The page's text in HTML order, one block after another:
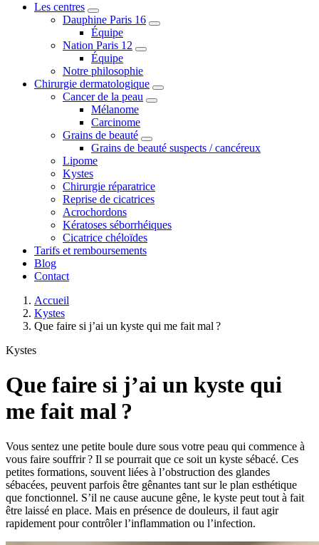
Les centres
Dauphine Paris 16
Équipe
Nation Paris 12
Équipe
Notre philosophie
Chirurgie dermatologique
Cancer de la peau
Mélanome
Carcinome
Grains de beauté
Grains de beauté suspects / cancéreux
Lipome
Kystes
Chirurgie réparatrice
Reprise de cicatrices
Acrochordons
Kératoses séborrhéiques
Cicatrice chéloïdes
Tarifs et remboursements
Blog
Contact
Accueil
Kystes
Que faire si j’ai un kyste qui me fait mal ?
Kystes
Que faire si j’ai un kyste qui
me fait mal ?
Vous sentez une petite boule dure sous votre peau qui commence à
vous faire souffrir ? Il se pourrait que ce soit un kyste sébacé. Ces
petites formations, souvent liées à l’obstruction des glandes
sébacées, peuvent parfois être gênantes tant sur le plan esthétique
que fonctionnel. S’il ne cause aucune gêne, le kyste peut tout à fait
être laissé en place. Mais en présence de douleurs, il faut agir
rapidement pour contrôler l’inflammation ou l’infection.